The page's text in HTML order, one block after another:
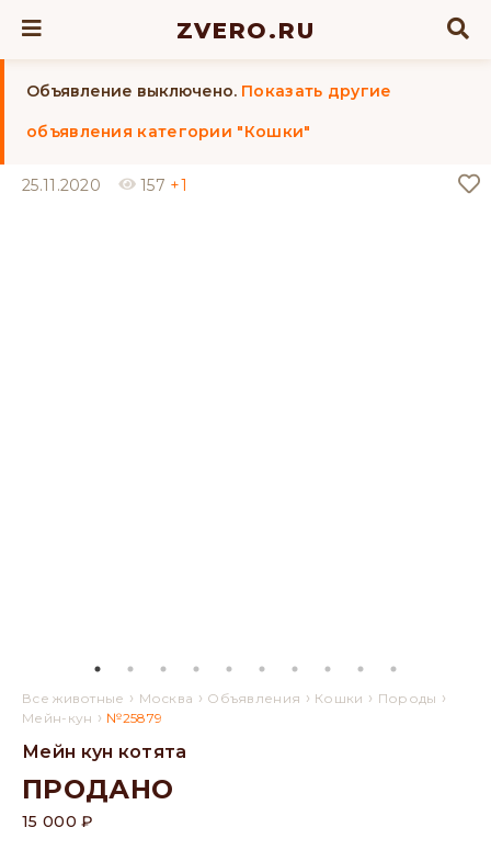
ZVERO.RU
Объявление выключено. Показать другие
объявления категории "Кошки"
25.11.2020 157 +1
Все животные › Москва › Объявления › Кошки › Породы ›
Мейн-кун › №25879
Мейн кун котята
ПРОДАНО
15 000 ₽